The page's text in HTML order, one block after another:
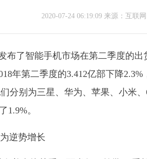
2020-07-24 06:19:09 来源：互联网
布了智能手机市场在第二季度的
年第二季度的3.412亿部下降2.3%
分别为三星、华为、苹果、小米
1.9%。